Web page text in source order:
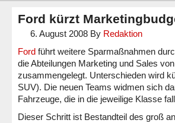
Ford kürzt
6. August 2008 By Redaktion
Ford führt weitere Sparmaßnahmen
die Abteilungen Marketing und Sales
zusammengelegt. Unterschieden wird
SUV). Die neuen Teams widmen sich
Fahrzeuge, die in die jeweilige Klasse
Dieser Schritt ist Bestandteil des groß